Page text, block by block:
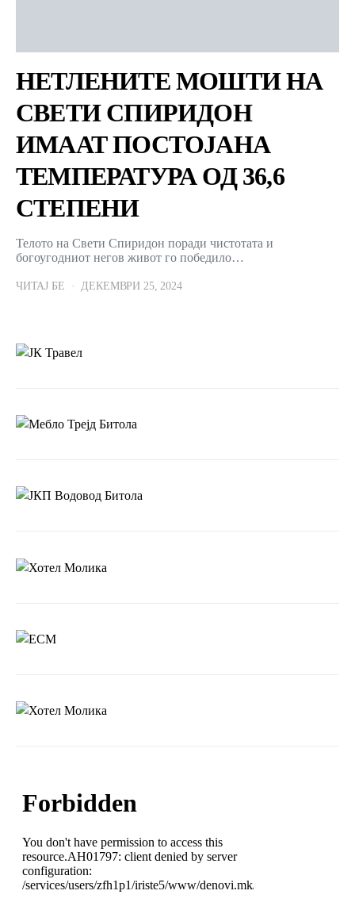
НЕТЛЕНИТЕ МОШТИ НА
СВЕТИ СПИРИДОН
ИМААТ ПОСТОЈАНА
ТЕМПЕРАТУРА ОД 36,6
СТЕПЕНИ
Телото на Свети Спиридон поради чистотата и
богоугодниот негов живот го победило…
ЧИТАЈ БЕ ДЕКЕМВРИ 25, 2024